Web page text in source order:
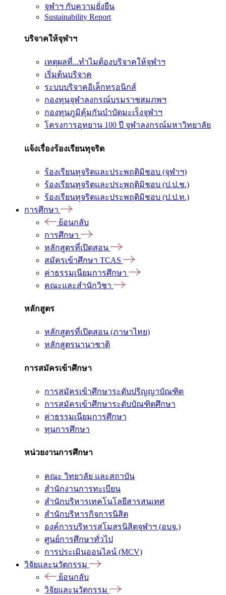
จุฬาฯ กับความยั่งยืน
Sustainability Report
บริจาคให้จุฬาฯ
เหตุผลที่...ทำไมต้องบริจาคให้จุฬาฯ
เริ่มต้นบริจาค
ระบบบริจาคอิเล็กทรอนิกส์
กองทุนจุฬาลงกรณ์บรมราชสมภพฯ
กองทุนภูมิคุ้มกันบำบัดมะเร็งจุฬาฯ
โครงการอุทยาน 100 ปี จุฬาลงกรณ์มหาวิทยาลัย
แจ้งเรื่องร้องเรียนทุจริต
ร้องเรียนทุจริตและประพฤติมิชอบ (จุฬาฯ)
ร้องเรียนทุจริตและประพฤติมิชอบ (ป.ป.ช.)
ร้องเรียนทุจริตและประพฤติมิชอบ (ป.ป.ท.)
การศึกษา
ย้อนกลับ
การศึกษา
หลักสูตรที่เปิดสอน
สมัครเข้าศึกษา TCAS
ค่าธรรมเนียมการศึกษา
คณะและสำนักวิชา
หลักสูตร
หลักสูตรที่เปิดสอน (ภาษาไทย)
หลักสูตรนานาชาติ
การสมัครเข้าศึกษา
การสมัครเข้าศึกษาระดับปริญญาบัณฑิต
การสมัครเข้าศึกษาระดับบัณฑิตศึกษา
ค่าธรรมเนียมการศึกษา
ทุนการศึกษา
หน่วยงานการศึกษา
คณะ วิทยาลัย และสถาบัน
สำนักงานการทะเบียน
สำนักบริหารเทคโนโลยีสารสนเทศ
สำนักบริหารกิจการนิสิต
องค์การบริหารสโมสรนิสิตจุฬาฯ (อบจ.)
ศูนย์การศึกษาทั่วไป
การประเมินออนไลน์ (MCV)
วิจัยและนวัตกรรม
ย้อนกลับ
วิจัยและนวัตกรรม